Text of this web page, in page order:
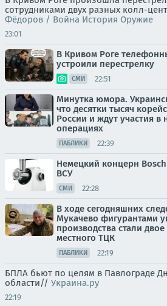
сотрудниками двух разных колл-
Фёдоров / Война История Оружие
23:01
В Кривом Роге
устроили перестрелку
СМИ 22:51
Минутка юмора.
что десятки тысяч
России и ждут участия
операциях
ПАБЛИКИ 22:39
Немецкий концерн
ВСУ
СМИ 22:28
В ходе сегодняшних
Мукачево фигурантами
производства стали
местного ТЦК
ПАБЛИКИ 22:19
БПЛА бьют по целям в Павлограде
области// Украина.ру
22:19